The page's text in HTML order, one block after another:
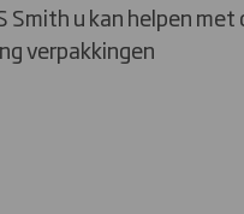
Smith u kan helpen
verpakkingen